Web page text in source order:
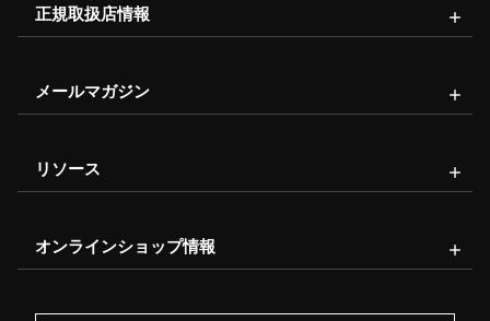
正規取扱店情報
メールマガジン
リソース
オンラインショップ情報